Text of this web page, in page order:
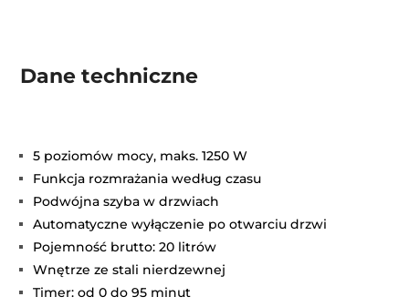
Dane techniczne
5 poziomów mocy, maks. 1250 W
Funkcja rozmrażania według czasu
Podwójna szyba w drzwiach
Automatyczne wyłączenie po otwarciu drzwi
Pojemność brutto: 20 litrów
Wnętrze ze stali nierdzewnej
Timer: od 0 do 95 minut